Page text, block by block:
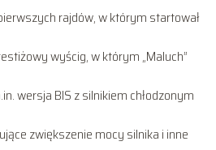
rajdów, w którym startował
wyścig, w którym „Maluch”
wersja BIS z silnikiem chłodzonym
zwiększenie mocy silnika i inne